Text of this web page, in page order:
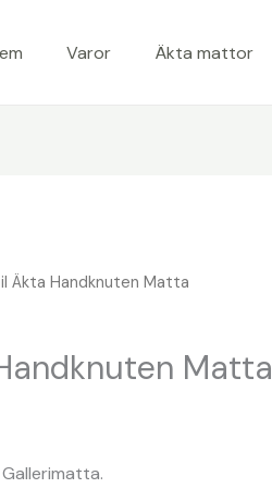
Varor Äkta mattor
Äkta Handknuten Matta
Matta